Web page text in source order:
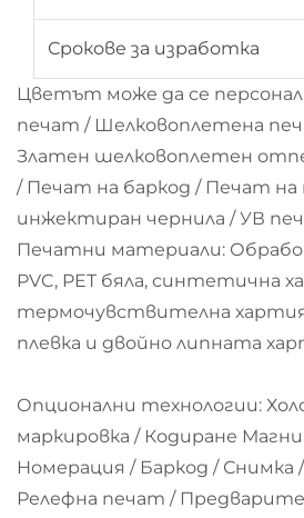
Срокове за изработка
Цветът може да се
печат / Шелковоплетена
Златен шелковоплетен
/ Печат на баркод / Печат на
инжектиран чернила / УВ
Печатни материали:
PVC, PET бяла, синтетична
термочувствителна
плевка и двойно липната
Опционални технологии:
маркировка / Кодиране
Номерация / Баркод / Снимка
Релефна печат /